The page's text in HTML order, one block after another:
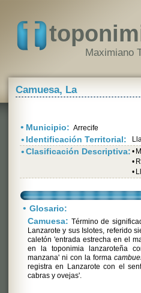
Maximiano
Camuesa, La
• Municipio: Arrecife
• Identificación Territorial:
•Clasificación Descriptiva: •
•
•
• Glosario:
Camuesa: Término de
Lanzarote y sus Islotes, referido
caletón 'entrada estrecha en el
en la toponimia lanzaroteña
manzana' ni con la forma
registra en Lanzarote con el
cabras y ovejas'.